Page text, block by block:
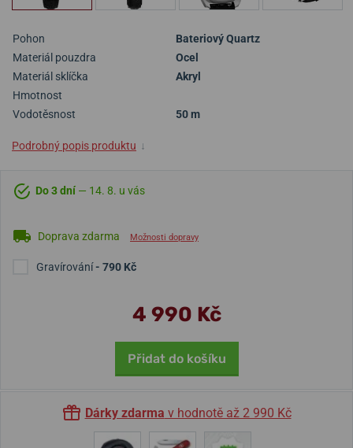
Pohon
Bateriový Quartz
Materiál pouzdra
Ocel
Materiál sklíčka
Akryl
Hmotnost
Vodotěsnost
50 m
Podrobný popis produktu ↓
Do 3 dní — 14. 8. u vás
Doprava zdarma Možnosti dopravy
Gravírování- 790 Kč
4 990 Kč
Přidat do košíku
Dárky zdarma v hodnotě až 2 990 Kč